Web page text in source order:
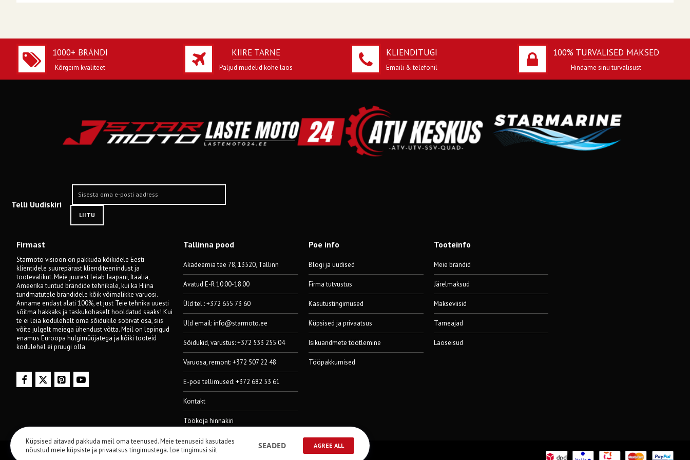
1000+ BRÄNDI
Kõrgeim kvaliteet
KIIRE TARNE
Paljud mudelid kohe laos
KLIENDITUGI
Emaili & telefonil
100% TURVALISED MAKSED
Hindame sinu turvalisust
Telli Uudiskiri
LIITU
Firmast
Starmoto visioon on pakkuda kõikidele Eesti
klientidele suurepärast klienditeenindust ja
tootevalikut. Meie juurest leiab Jaapani, Itaalia,
Ameerika tuntud brändide tehnikale, kui ka Hiina
tundmatutele brändidele kõik võimalikke varuosi.
Anname endast alati 100%, et just Teie tehnika uuesti
sõitma hakkaks ja taskukohaselt hooldatud saaks! Kui
te ei leia kodulehelt oma sõidukile sobivat osa, siis
võite julgelt meiega ühendust võtta. Meil on lepingud
enamus Euroopa hulgimüüjatega ja kõiki tooteid
kodulehel ei pruugi olla.
Tallinna pood
Akadeemia tee 78, 13520, Tallinn
Avatud E-R 10:00-18:00
Üld tel.: +372 655 73 60
Üld email:info@starmoto.ee
Sõidukid, varustus: +372 533 255 04
Varuosa, remont: +372 507 22 48
E-poe tellimused: +372 682 53 61
Kontakt
Töökoja hinnakiri
Poe info
Blogi ja uudised
Firma tutvustus
Kasutustingimused
Küpsised ja privaatsus
Isikuandmete töötlemine
Tööpakkumised
Tooteinfo
Meie brändid
Järelmaksud
Makseviisid
Tarneajad
Laoseisud
© 2014-2024 Starmoto OÜ
Küpsised aitavad pakkuda meil oma teenused. Meie teenuseid kasutades
nõustud meie küpsiste ja privaatsus tingimustega.Loe tingimusi siit SEADED AGREE ALL